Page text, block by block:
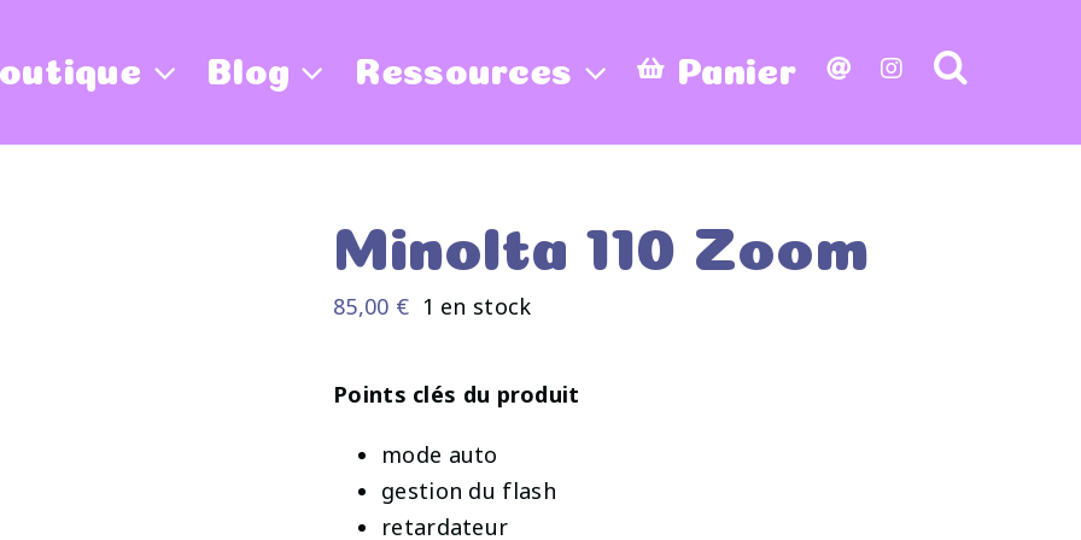
Blog Ressources Panier
Minolta 110 Zoom
85,00 € 1 en stock
Points clés du produit
mode auto
gestion du flash
retardateur